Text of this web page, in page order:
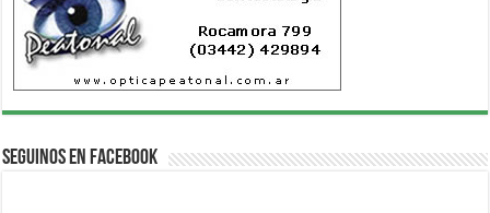
Seguinos en Facebook